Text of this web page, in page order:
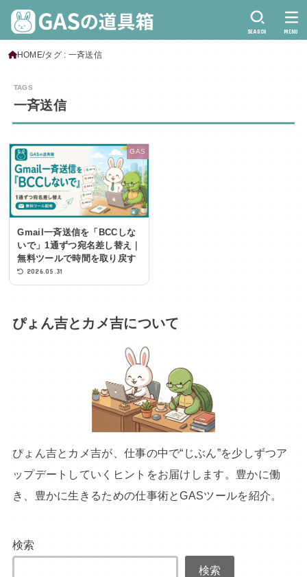
SEARCH MENU
HOME タグ : 一斉送信
一斉送信
GAS
Gmail一斉送信を「BCCしな
いで」1通ずつ宛名差し替え｜
無料ツールで時間を取り戻す
2026.05.31
ぴょん吉とカメ吉について
ぴょん吉とカメ吉が、仕事の中で“じぶん”を少しずつア
ップデートしていくヒントをお届けします。豊かに働
き、豊かに生きるための仕事術とGASツールを紹介。
検索
検索